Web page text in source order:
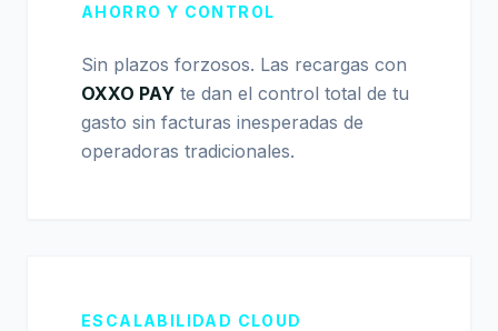
AHORRO Y CONTROL
Sin plazos forzosos. Las recargas con
OXXO PAY te dan el control total de tu
gasto sin facturas inesperadas de
operadoras tradicionales.
ESCALABILIDAD CLOUD